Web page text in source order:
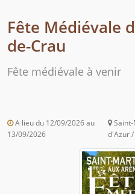
Fête Médiévale
de-Crau
Fête médiévale à venir
A lieu du 12/09/2026 au
13/09/2026
d'Azur /